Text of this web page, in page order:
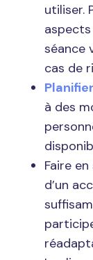
utiliser.
séance
cas de
Planifier
à des
Faire
d’un